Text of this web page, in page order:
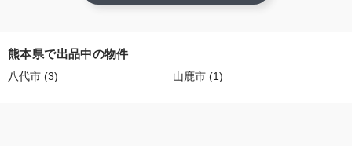
熊本県で出品中の物件
八代市 (3) 山鹿市 (1)